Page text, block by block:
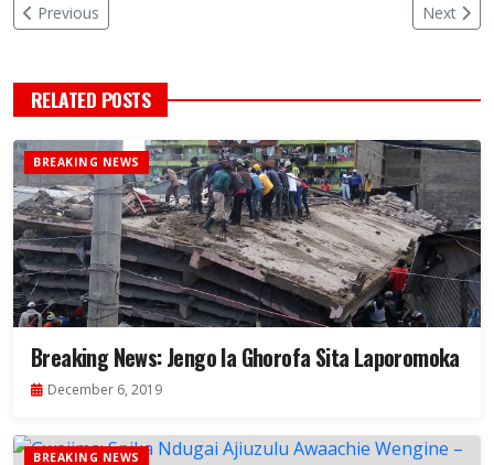
Previous Next
RELATED POSTS
BREAKING NEWS
Breaking News: Jengo la Ghorofa Sita Laporomoka
December 6, 2019
BREAKING NEWS